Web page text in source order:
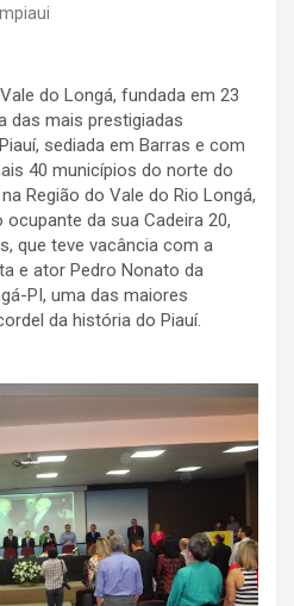
mpiaui
do Longá, fundada em 23
das mais prestigiadas
sediada em Barras e com
40 municípios do norte do
Região do Vale do Rio Longá,
da sua Cadeira 20,
que teve vacância com a
e ator Pedro Nonato da
PI, uma das maiores
da história do Piauí.